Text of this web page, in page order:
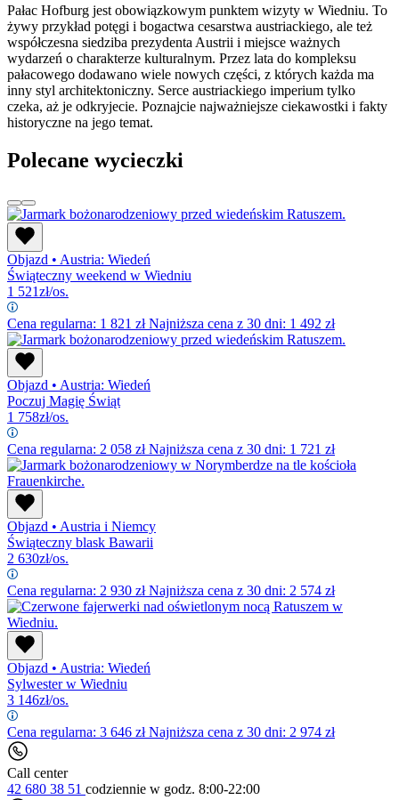
Pałac Hofburg jest obowiązkowym punktem wizyty w Wiedniu. To
żywy przykład potęgi i bogactwa cesarstwa austriackiego, ale też
współczesna siedziba prezydenta Austrii i miejsce ważnych
wydarzeń o charakterze kulturalnym. Przez lata do kompleksu
pałacowego dodawano wiele nowych części, z których każda ma
inny styl architektoniczny. Serce austriackiego imperium tylko
czeka, aż je odkryjecie. Poznajcie najważniejsze ciekawostki i fakty
historyczne na jego temat.
Polecane wycieczki
Objazd • Austria: Wiedeń
Świąteczny weekend w Wiedniu
1 521zł/os.
Cena regularna: 1 821 złNajniższa cena z 30 dni: 1 492 zł
Objazd • Austria: Wiedeń
Poczuj Magię Świąt
1 758zł/os.
Cena regularna: 2 058 złNajniższa cena z 30 dni: 1 721 zł
Objazd • Austria i Niemcy
Świąteczny blask Bawarii
2 630zł/os.
Cena regularna: 2 930 złNajniższa cena z 30 dni: 2 574 zł
Objazd • Austria: Wiedeń
Sylwester w Wiedniu
3 146zł/os.
Cena regularna: 3 646 złNajniższa cena z 30 dni: 2 974 zł
Call center
42 680 38 51 codziennie w godz. 8:00-22:00